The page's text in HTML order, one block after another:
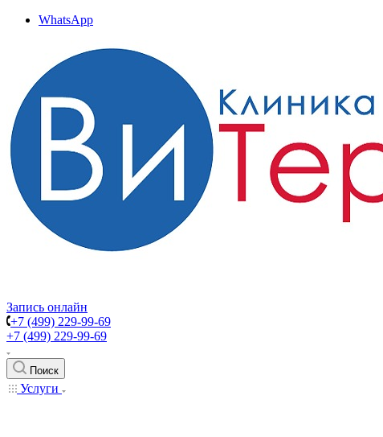
WhatsApp
Запись онлайн
+7 (499) 229-99-69
+7 (499) 229-99-69
Поиск
Услуги